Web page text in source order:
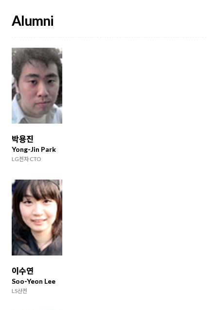
Alumni
박용진
Yong-Jin Park
LG전자 CTO
이수연
Soo-Yeon Lee
LS산전